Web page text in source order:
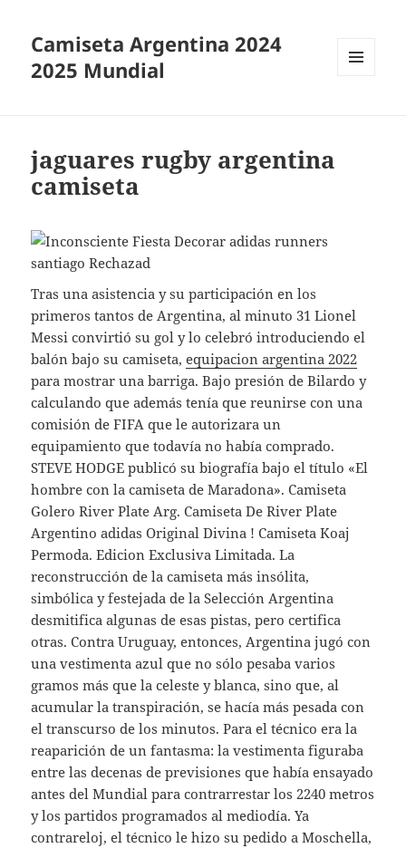
Camiseta Argentina 2024
2025 Mundial
jaguares rugby argentina
camiseta
Tras una asistencia y su participación en los
primeros tantos de Argentina, al minuto 31 Lionel
Messi convirtió su gol y lo celebró introduciendo el
balón bajo su camiseta,equipacion argentina 2022
para mostrar una barriga. Bajo presión de Bilardo y
calculando que además tenía que reunirse con una
comisión de FIFA que le autorizara un
equipamiento que todavía no había comprado.
STEVE HODGE publicó su biografía bajo el título «El
hombre con la camiseta de Maradona». Camiseta
Golero River Plate Arg. Camiseta De River Plate
Argentino adidas Original Divina ! Camiseta Koaj
Permoda. Edicion Exclusiva Limitada. La
reconstrucción de la camiseta más insólita,
simbólica y festejada de la Selección Argentina
desmitifica algunas de esas pistas, pero certifica
otras. Contra Uruguay, entonces, Argentina jugó con
una vestimenta azul que no sólo pesaba varios
gramos más que la celeste y blanca, sino que, al
acumular la transpiración, se hacía más pesada con
el transcurso de los minutos. Para el técnico era la
reaparición de un fantasma: la vestimenta figuraba
entre las decenas de previsiones que había ensayado
antes del Mundial para contrarrestar los 2240 metros
y los partidos programados al mediodía. Ya
contrareloj, el técnico le hizo su pedido a Moschella,